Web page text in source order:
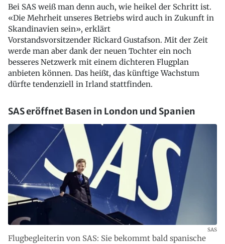
Bei SAS weiß man denn auch, wie heikel der Schritt ist.
«Die Mehrheit unseres Betriebs wird auch in Zukunft in
Skandinavien sein», erklärt
Vorstandsvorsitzender Rickard Gustafson. Mit der Zeit
werde man aber dank der neuen Tochter ein noch
besseres Netzwerk mit einem dichteren Flugplan
anbieten können. Das heißt, das künftige Wachstum
dürfte tendenziell in Irland stattfinden.
SAS eröffnet Basen in London und Spanien
Flugbegleiterin von SAS: Sie bekommt bald spanische
SAS